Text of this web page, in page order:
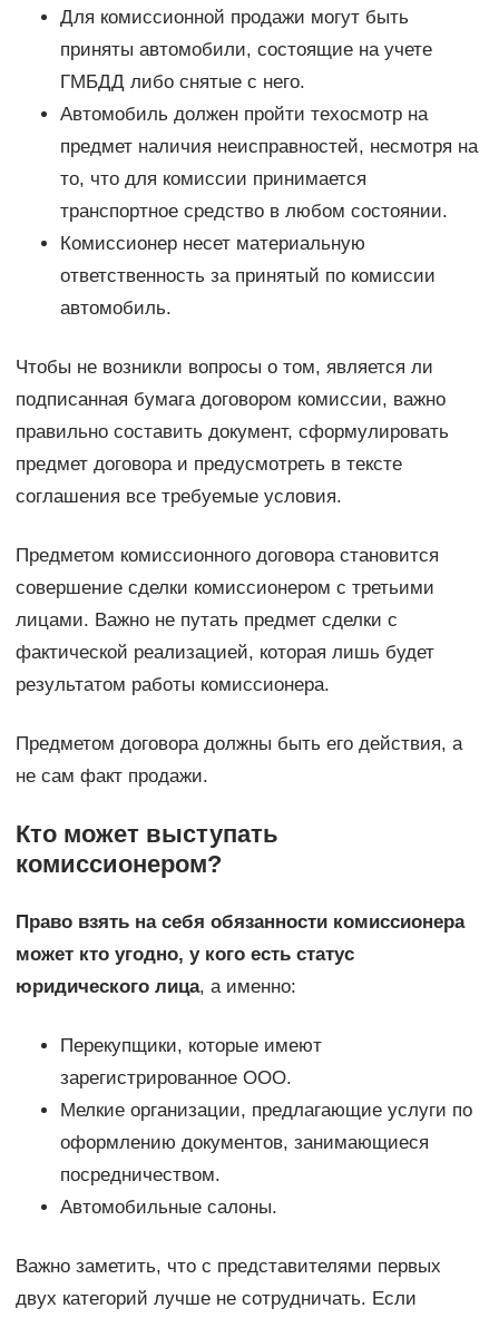
Для комиссионной продажи могут быть
приняты автомобили, состоящие на учете
ГМБДД либо снятые с него.
Автомобиль должен пройти техосмотр на
предмет наличия неисправностей, несмотря на
то, что для комиссии принимается
транспортное средство в любом состоянии.
Комиссионер несет материальную
ответственность за принятый по комиссии
автомобиль.
Чтобы не возникли вопросы о том, является ли
подписанная бумага договором комиссии, важно
правильно составить документ, сформулировать
предмет договора и предусмотреть в тексте
соглашения все требуемые условия.
Предметом комиссионного договора становится
совершение сделки комиссионером с третьими
лицами. Важно не путать предмет сделки с
фактической реализацией, которая лишь будет
результатом работы комиссионера.
Предметом договора должны быть его действия, а
не сам факт продажи.
Кто может выступать
комиссионером?
Право взять на себя обязанности комиссионера
может кто угодно, у кого есть статус
юридического лица, а именно:
Перекупщики, которые имеют
зарегистрированное ООО.
Мелкие организации, предлагающие услуги по
оформлению документов, занимающиеся
посредничеством.
Автомобильные салоны.
Важно заметить, что с представителями первых
двух категорий лучше не сотрудничать. Если